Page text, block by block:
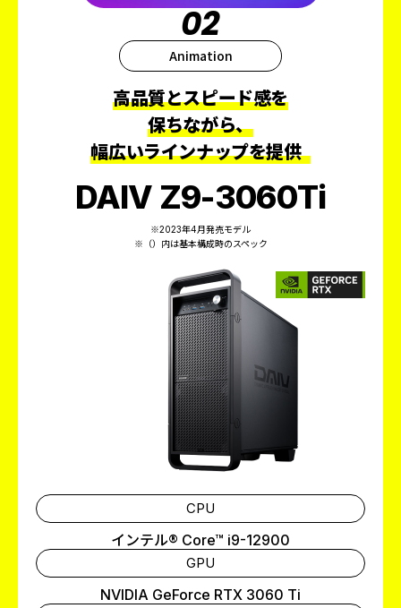
02
Animation
高品質とスピード感を
保ちながら、
幅広いラインナップを提供
DAIV Z9-3060Ti
※2023年4月発売モデル
※（）内は基本構成時のスペック
CPU
インテル® Core™ i9-12900
GPU
NVIDIA GeForce RTX 3060 Ti